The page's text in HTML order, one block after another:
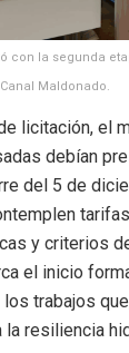
con la segunda
Maldonado.
licitación, el
debían
del 5 de
y criterios
el inicio
trabajos
resiliencia